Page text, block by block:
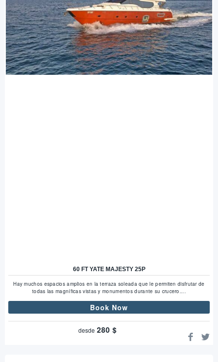
60 FT YATE MAJESTY 25P
Hay muchos espacios amplios en la terraza soleada que le permiten disfrutar de
todas las magníficas vistas y monumentos durante su crucero....
Book Now
desde 280 $